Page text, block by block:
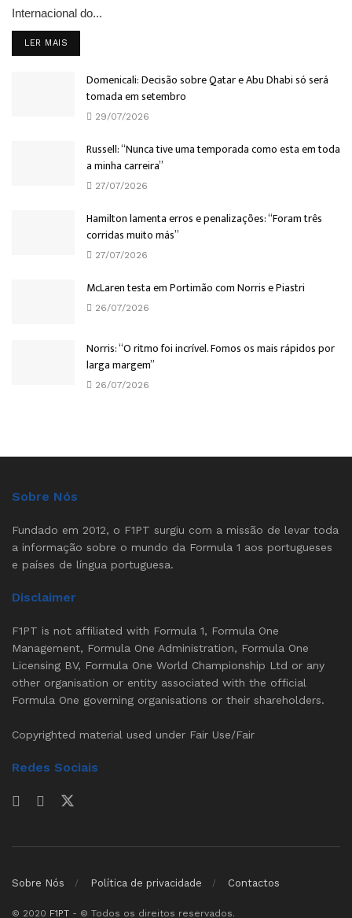
Internacional do...
LER MAIS
Domenicali: Decisão sobre Qatar e Abu Dhabi só será
tomada em setembro
29/07/2026
Russell: “Nunca tive uma temporada como esta em toda
a minha carreira”
27/07/2026
Hamilton lamenta erros e penalizações: “Foram três
corridas muito más”
27/07/2026
McLaren testa em Portimão com Norris e Piastri
26/07/2026
Norris: “O ritmo foi incrível. Fomos os mais rápidos por
larga margem”
26/07/2026
Sobre Nós
Fundado em 2012, o F1PT surgiu com a missão de levar toda
a informação sobre o mundo da Formula 1 aos portugueses
e países de língua portuguesa.
Disclaimer
F1PT is not affiliated with Formula 1, Formula One
Management, Formula One Administration, Formula One
Licensing BV, Formula One World Championship Ltd or any
other organisation or entity associated with the official
Formula One governing organisations or their shareholders.
Copyrighted material used under Fair Use/Fair
Redes Sociais
Sobre Nós Política de privacidade Contactos
© 2020 F1PT - © Todos os direitos reservados.